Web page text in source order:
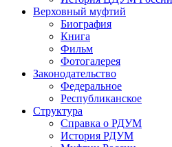
Верховный муфтий
Биография
Книга
Фильм
Фотогалерея
Законодательство
Федеральное
Республиканское
Структура
Справка о РДУМ
История РДУМ